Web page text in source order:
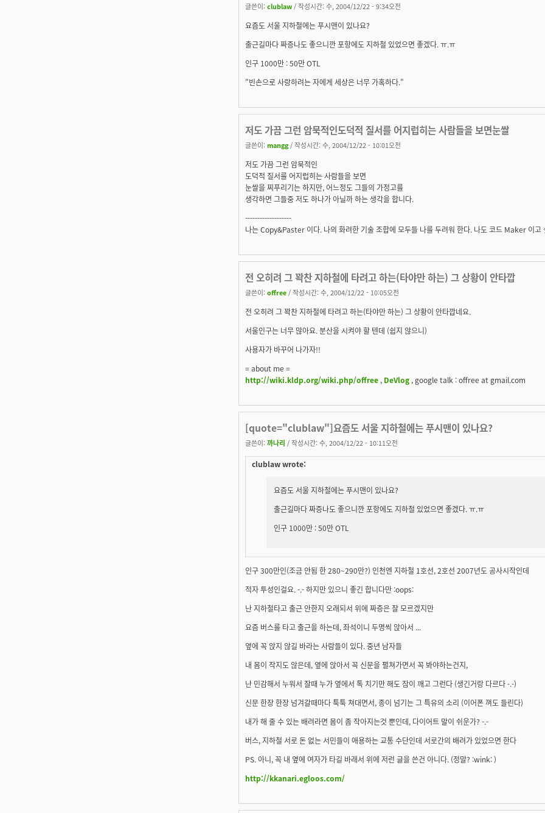
글쓴이: clublaw / 작성시간: 수, 2004/12/22 - 9:34오전
요즘도 서울 지하철에는 푸시맨이 있나요?
출근길마다 짜증나도 좋으니깐 포항에도 지하철 있었으면 좋겠다. ㅠ.ㅠ
인구 1000만 : 50만 OTL
"빈손으로 사랑하려는 자에게 세상은 너무 가혹하다."
저도 가끔 그런 암묵적인도덕적 질서를 어지럽히는 사람들을 보면눈쌀
글쓴이: mangg/ 작성시간: 수, 2004/12/22 - 10:01오전
저도 가끔 그런 암묵적인
도덕적 질서를 어지럽히는 사람들을 보면
눈쌀을 찌푸리기는 하지만, 어느정도 그들의 가정고를
생각하면 그들중 저도 하나가 아닐까 하는 생각을 합니다.
-------------------
나는 Copy&Paster 이다. 나의 화려한 기술 조합에 모두들 나를 두려워 한다. 나도 코드 Maker 이고
전 오히려 그 꽉찬 지하철에 타려고 하는(타야만 하는) 그 상황이 안타깝
글쓴이: offree / 작성시간: 수, 2004/12/22 - 10:05오전
전 오히려 그 꽉찬 지하철에 타려고 하는(타야만 하는) 그 상황이 안타깝네요.
서울인구는 너무 많아요. 분산을 시켜야 할 텐데 (쉽지 않으니)
사용자가 바꾸어 나가자!!
= about me =
http://wiki.kldp.org/wiki.php/offree , DeVlog , google talk : offree at gmail.com
[quote="clublaw"]요즘도 서울 지하철에는 푸시맨이 있나요?
글쓴이: 까나리 / 작성시간: 수, 2004/12/22 - 10:11오전
clublaw wrote:
요즘도 서울 지하철에는 푸시맨이 있나요?
출근길마다 짜증나도 좋으니깐 포항에도 지하철 있었으면 좋겠다. ㅠ.ㅠ
인구 1000만 : 50만 OTL
인구 300만인(조금 안됨 한 280~290만?) 인천엔 지하철 1호선, 2호선 2007년도 공사시작인데
적자 투성인걸요. -.- 하지만 있으니 좋긴 합니다만 :oops:
난 지하철타고 출근 안한지 오래되서 위에 짜증은 잘 모르겠지만
요즘 버스를 타고 출근을 하는데, 좌석이니 두명씩 앉아서 ...
옆에 꼭 앉지 않길 바라는 사람들이 있다. 중년 남자들
내 몸이 작지도 않은데, 옆에 앉아서 꼭 신문을 펼쳐가면서 꼭 봐야하는건지,
난 민감해서 누워서 잘때 누가 옆에서 톡 치기만 해도 잠이 깨고 그런다 (생긴거랑 다르다 -.-)
신문 한장 한장 넘겨갈때마다 툭툭 쳐대면서, 종이 넘기는 그 특유의 소리 (이어폰 껴도 들린다)
내가 해 줄 수 있는 배려라면 몸이 좀 작아지는것 뿐인데, 다이어트 말이 쉬운가? -.-
버스, 지하철 서로 돈 없는 서민들이 애용하는 교통 수단인데 서로간의 배려가 있었으면 한다
PS. 아니, 꼭 내 옆에 여자가 타길 바래서 위에 저런 글을 쓴건 아니다. (정말? :wink: )
http://kkanari.egloos.com/